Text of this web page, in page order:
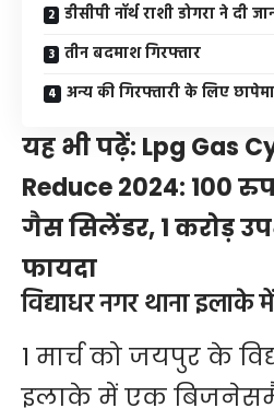
डीसीपी नॉर्थ राशी डोगरा ने दी
तीन बदमाश गिरफ्तार
अन्य की गिरफ्तारी के लिए
यह भी पढ़ें: Lpg Gas
Reduce 2024: 100
गैस सिलेंडर, 1 करोड़
फायदा
विद्याधर नगर थाना इलाके
1 मार्च को जयपुर के
इलाके में एक